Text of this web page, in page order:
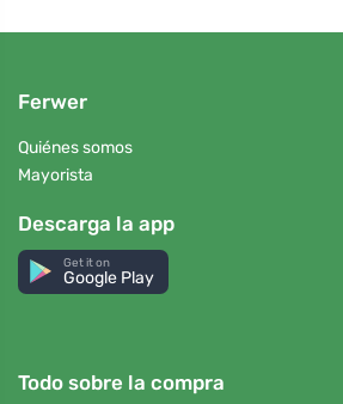
Ferwer
Quiénes somos
Mayorista
Descarga la app
Get it on
Google Play
Todo sobre la compra